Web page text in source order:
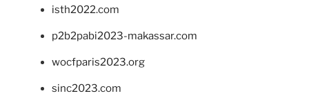
isth2022.com
p2b2pabi2023-makassar.com
wocfparis2023.org
sinc2023.com